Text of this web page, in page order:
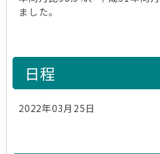
ました。
日程
2022年03月25日